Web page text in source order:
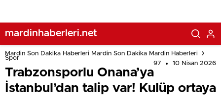
mardinhaberleri.net
Mardin Son Dakika Haberleri Mardin Son Dakika Mardin Haberleri
Spor
97
10 Nisan 2026
Trabzonsporlu Onana’ya
İstanbul’dan talip var! Kulüp ortaya